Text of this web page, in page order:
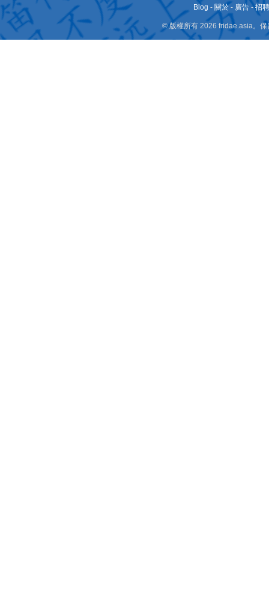
Blog - 關於 - 廣告 -招
© 版權所有 2026 fridae.asia。